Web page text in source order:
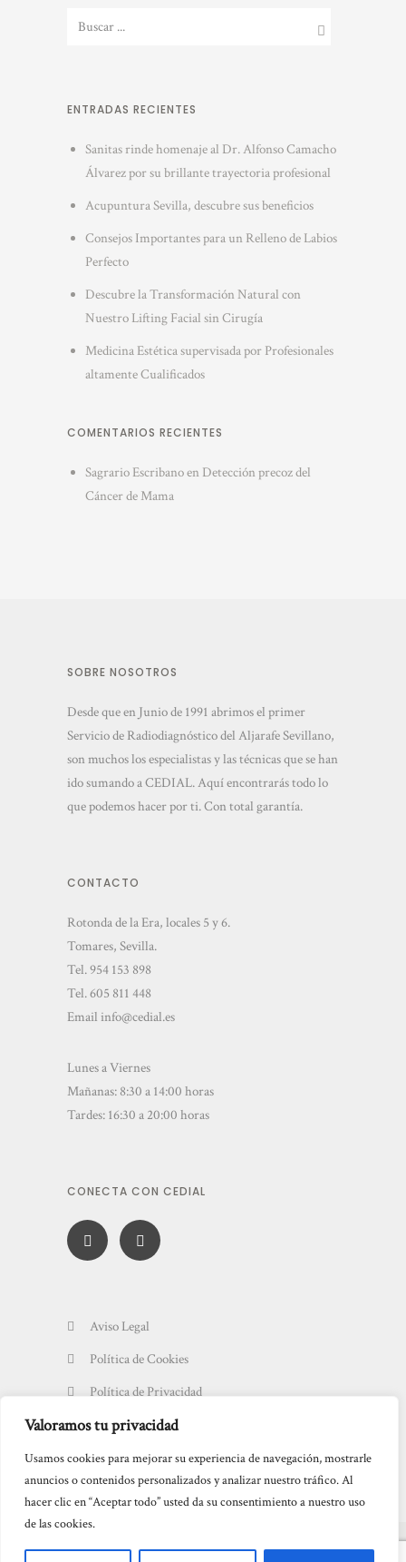
Valoramos tu privacidad
Usamos cookies para mejorar su experiencia de navegación, mostrarle
anuncios o contenidos personalizados y analizar nuestro tráfico. Al
hacer clic en “Aceptar todo” usted da su consentimiento a nuestro uso
de las cookies.
ENTRADAS RECIENTES
Sanitas rinde homenaje al Dr. Alfonso Camacho
Álvarez por su brillante trayectoria profesional
Acupuntura Sevilla, descubre sus beneficios
Consejos Importantes para un Relleno de Labios
Perfecto
Descubre la Transformación Natural con
Nuestro Lifting Facial sin Cirugía
Medicina Estética supervisada por Profesionales
altamente Cualificados
COMENTARIOS RECIENTES
Sagrario Escribanoen Detección precoz del
Cáncer de Mama
SOBRE NOSOTROS
Desde que en Junio de 1991 abrimos el primer
Servicio de Radiodiagnóstico del Aljarafe Sevillano,
son muchos los especialistas y las técnicas que se han
ido sumando a CEDIAL. Aquí encontrarás todo lo
que podemos hacer por ti. Con total garantía.
CONTACTO
Rotonda de la Era, locales 5 y 6.
Tomares, Sevilla.
Tel.954 153 898
Tel.605 811 448
Email info@cedial.es
Lunes a Viernes
Mañanas: 8:30 a 14:00 horas
Tardes: 16:30 a 20:00 horas
CONECTA CON CEDIAL
Aviso Legal
Política de Cookies
Política de Privacidad